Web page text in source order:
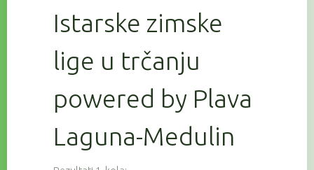
Istarske zimske
lige u trčanju
powered by Plava
Laguna-Medulin